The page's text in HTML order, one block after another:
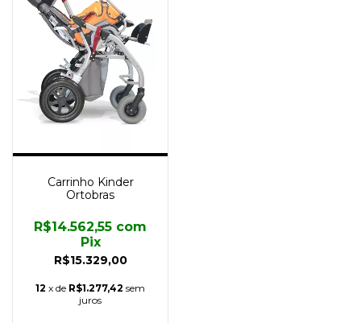
Carrinho Kinder
Ortobras
R$15.329,00
R$14.562,55 com
Pix
12 x de R$1.277,42 sem
juros